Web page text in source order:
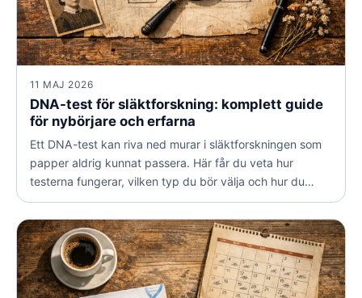
11 MAJ 2026
DNA-test för släktforskning: komplett guide
för nybörjare och erfarna
Ett DNA-test kan riva ned murar i släktforskningen som
papper aldrig kunnat passera. Här får du veta hur
testerna fungerar, vilken typ du bör välja och hur du
tolkar dina resultat på rätt sätt.